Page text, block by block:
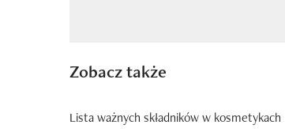
Zobacz także
Lista ważnych składników w kosmetykach